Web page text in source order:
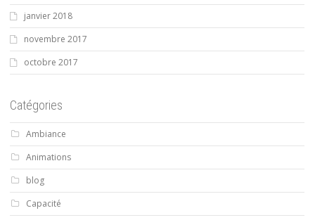
janvier 2018
novembre 2017
octobre 2017
Catégories
Ambiance
Animations
blog
Capacité